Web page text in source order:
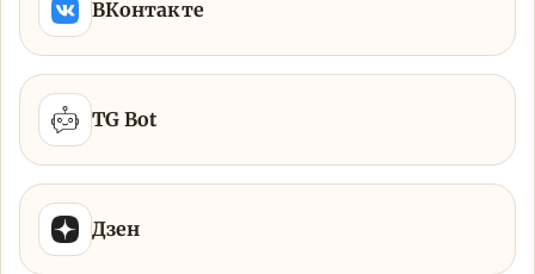
ВКонтакте
TG Bot
Дзен